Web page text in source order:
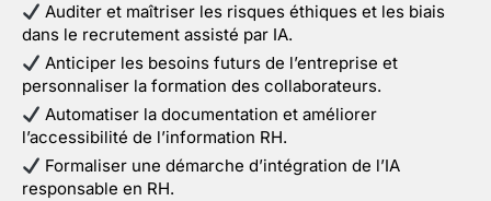
Auditer et maîtriser les risques éthiques et les biais
dans le recrutement assisté par IA.
Anticiper les besoins futurs de l’entreprise et
personnaliser la formation des collaborateurs.
Automatiser la documentation et améliorer
l’accessibilité de l’information RH.
Formaliser une démarche d’intégration de l’IA
responsable en RH.